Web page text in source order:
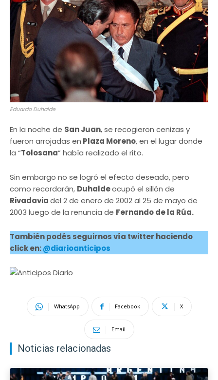
Eduardo Duhalde
En la noche de San Juan, se recogieron cenizas y
fueron arrojadas en Plaza Moreno, en el lugar donde
la “Tolosana” había realizado el rito.
Sin embargo no se logró el efecto deseado, pero
como recordarán, Duhaldeocupó el sillón de
Rivadaviadel 2 de enero de 2002 al 25 de mayo de
2003 luego de la renuncia de Fernando de la Rúa.
También podés seguirnos vía twitter haciendo
click en:@diarioanticipos
WhatsApp Facebook X
Email
Noticias relacionadas